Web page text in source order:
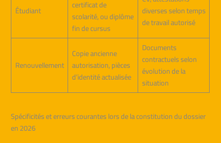
Étudiant
certificat de
scolarité, ou diplôme
fin de cursus
diverses selon temps
de travail autorisé
Renouvellement
Copie ancienne
autorisation, pièces
d’identité actualisée
Documents
contractuels selon
évolution de la
situation
Spécificités et erreurs courantes lors de la constitution du dossier
en 2026